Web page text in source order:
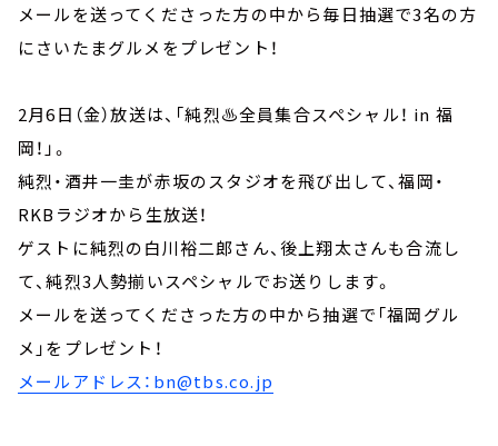
メールを送ってくださった方の中から毎日抽選で3名の方
にさいたまグルメをプレゼント！
2月6日（金）放送は、「純烈♨全員集合スペシャル！ in 福
岡！」。
純烈・酒井一圭が赤坂のスタジオを飛び出して、福岡・
RKBラジオから生放送！
ゲストに純烈の白川裕二郎さん、後上翔太さんも合流し
て、純烈3人勢揃いスペシャルでお送りします。
メールを送ってくださった方の中から抽選で「福岡グル
メ」をプレゼント！
メールアドレス：bn@tbs.co.jp